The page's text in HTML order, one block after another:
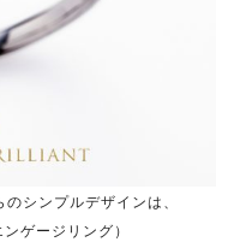
シンプルデザインは、
ゲージリング）